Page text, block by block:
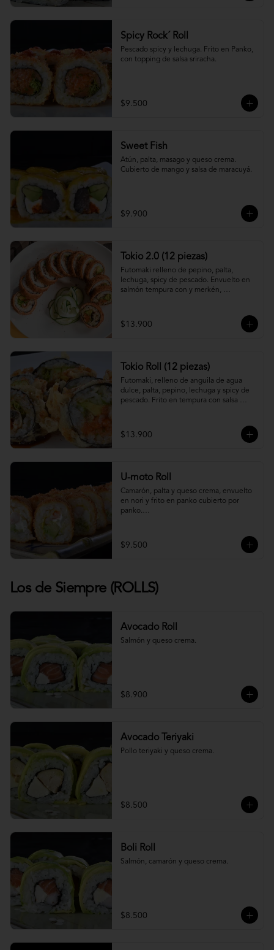
Spicy Rock´ Roll
Pescado spicy y lechuga. Frito en Panko,
con topping de salsa sriracha.
$9.500
Sweet Fish
Atún, palta, masago y queso crema.
Cubierto de mango y salsa de maracuyá.
$9.900
Tokio 2.0 (12 piezas)
Futomaki relleno de pepino, palta,
lechuga, spicy de pescado. Envuelto en
salmón tempura con y merkén,
$13.900
Tokio Roll (12 piezas)
Futomaki, relleno de anguila de agua
dulce, palta, pepino, lechuga y spicy de
pescado. Frito en tempura con salsa
$13.900
U-moto Roll
Camarón, palta y queso crema, envuelto
en nori y frito en panko cubierto por
panko.
$9.500
Los de Siempre (ROLLS)
Avocado Roll
Salmón y queso crema.
$8.900
Avocado Teriyaki
Pollo teriyaki y queso crema.
$8.500
Boli Roll
Salmón, camarón y queso crema.
$8.500